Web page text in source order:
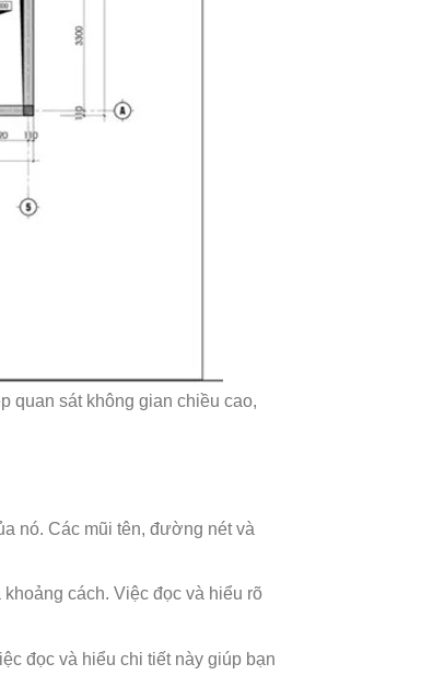
quan sát không gian chiều cao,
nó. Các mũi tên, đường nét và
cách. Việc đọc và hiểu rõ
đọc và hiểu chi tiết này giúp bạn